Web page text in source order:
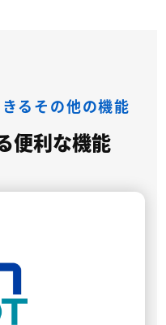
るその他の機能
便利な機能